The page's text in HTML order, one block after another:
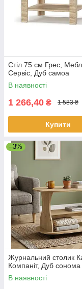
Стіл 75 см Грес,
Сервіс, Дуб самоа
В наявності
1 266,40 ₴ 1 583 ₴
Купити
–3%
Журнальний столик
Компаніт, Дуб сонома
В наявності